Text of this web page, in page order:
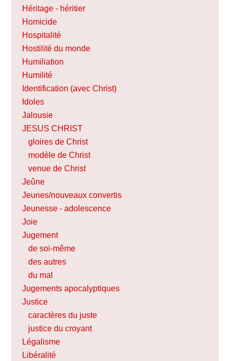
Héritage - héritier
Homicide
Hospitalité
Hostilité du monde
Humiliation
Humilité
Identification (avec Christ)
Idoles
Jalousie
JESUS CHRIST
gloires de Christ
modèle de Christ
venue de Christ
Jeûne
Jeunes/nouveaux convertis
Jeunesse - adolescence
Joie
Jugement
de soi-même
des autres
du mal
Jugements apocalyptiques
Justice
caractères du juste
justice du croyant
Légalisme
Libéralité